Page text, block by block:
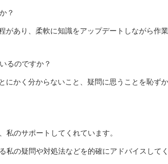
？
があり、柔軟に知識をアップデートしながら作
るのですか？
にかく分からないこと、疑問に思うことを恥ず
私のサポートしてくれています。
私の疑問や対処法などを的確にアドバイスしてく